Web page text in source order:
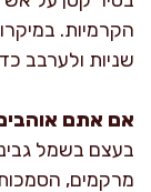
שניות ולערבב
אם אתם
בעצם בשמל
מרקמים,